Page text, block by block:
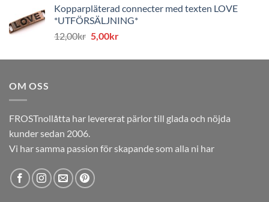
priset
var:
12,00kr.
priset
är:
5,00kr.
Kopparpläterad connecter med texten LOVE
*UTFÖRSÄLJNING*
12,00kr Det
priset
5,00krDet
priset
OM OSS
FROSTnollåtta har levererat pärlor till glada och nöjda
kunder sedan 2006.
Vi har samma passion för skapande som alla ni har